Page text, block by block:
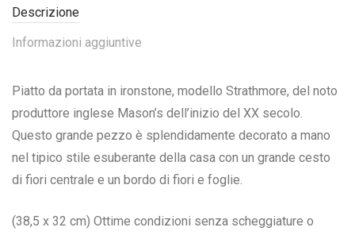
Descrizione
Informazioni aggiuntive
Piatto da portata in ironstone, modello Strathmore, del noto
produttore inglese Mason’s dell’inizio del XX secolo.
Questo grande pezzo è splendidamente decorato a mano
nel tipico stile esuberante della casa con un grande cesto
di fiori centrale e un bordo di fiori e foglie.
(38,5 x 32 cm) Ottime condizioni senza scheggiature o